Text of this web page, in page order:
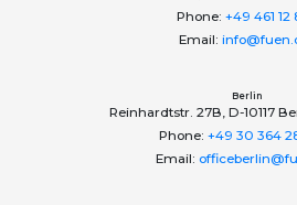
Phone: +49 461 12
Email:
Berlin
Reinhardtstr. 27B, D-10117
Phone: +49 30 364
Email: